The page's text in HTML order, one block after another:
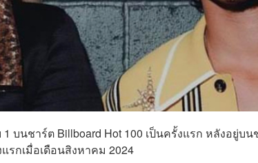
บนชาร์ต Billboard Hot 100 เป็นครั้งแรก หลังอยู่บน
รกเมื่อเดือนสิงหาคม 2024